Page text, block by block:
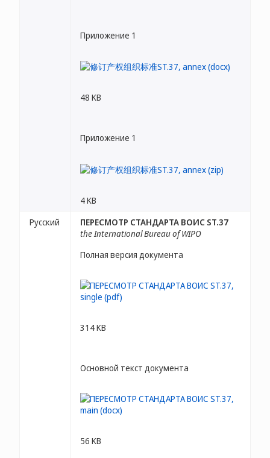
Приложение 1
48 KB
Приложение 1
4 KB
Русский
ПЕРЕСМОТР СТАНДАРТА ВОИС ST.37
the International Bureau of WIPO
Полная версия документа
314 KB
Основной текст документа
56 KB